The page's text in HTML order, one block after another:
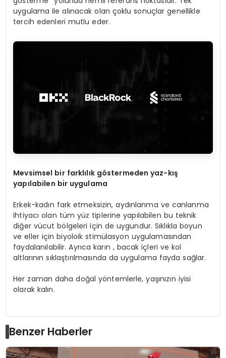
uygulama ile alınacak olan çoklu sonuçlar genellikle
tercih edenleri mutlu eder.
Mevsimsel bir farklılık göstermeden yaz-kış
yapılabilen bir uygulama
Erkek-kadın fark etmeksizin, aydınlanma ve canlanma
ihtiyacı olan tüm yüz tiplerine yapılabilen bu teknik
diğer vücut bölgeleri için de uygundur. Sıklıkla boyun
ve eller için biyoloik stimülasyon uygulamasından
faydalanılabilir. Ayrıca karın , bacak içleri ve kol
altlarının sıklaştırılmasında da uygulama fayda sağlar.
Her zaman daha doğal yöntemlerle, yaşınızın iyisi
olarak kalın.
Benzer Haberler